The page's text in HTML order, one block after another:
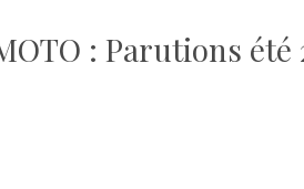
: Parutions été